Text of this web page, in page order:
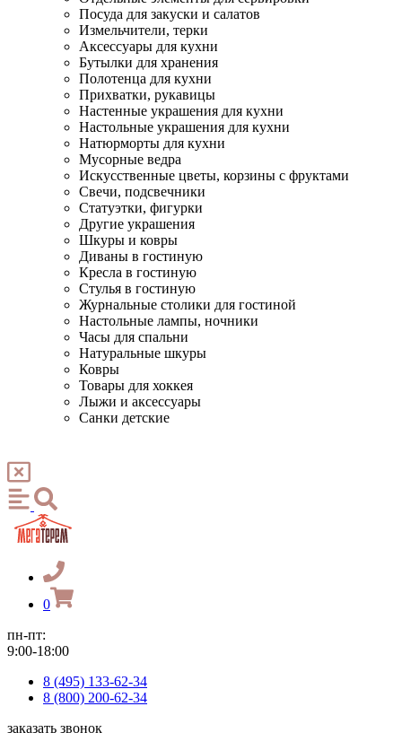
Посуда для закуски и салатов
Измельчители, терки
Аксессуары для кухни
Бутылки для хранения
Полотенца для кухни
Прихватки, рукавицы
Настенные украшения для кухни
Настольные украшения для кухни
Натюрморты для кухни
Мусорные ведра
Искусственные цветы, корзины с фруктами
Свечи, подсвечники
Статуэтки, фигурки
Другие украшения
Шкуры и ковры
Диваны в гостиную
Кресла в гостиную
Стулья в гостиную
Журнальные столики для гостиной
Настольные лампы, ночники
Часы для спальни
Натуральные шкуры
Ковры
Товары для хоккея
Лыжи и аксессуары
Санки детские
0
пн-пт:
9:00-18:00
8 (495) 133-62-34
8 (800) 200-62-34
заказать звонок